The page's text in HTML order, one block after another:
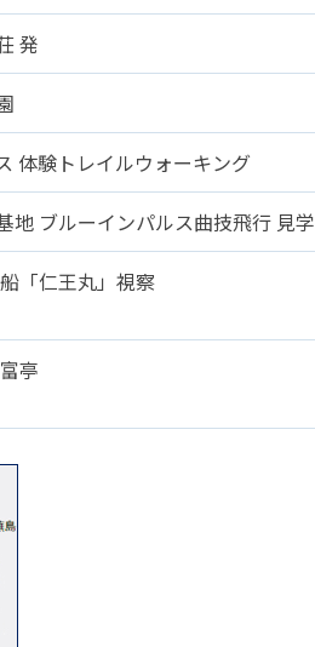
発
体験トレイルウォーキング
地 ブルーインパルス曲技飛行 見学
「仁王丸」視察
亭